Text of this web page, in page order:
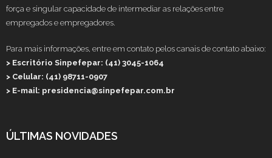
força e singular capacidade de intermediar as relações entre
empregados e empregadores.
Para mais informações, entre em contato pelos canais de contato abaixo:
> Escritório Sinpefepar: (41) 3045-1064
> Celular: (41) 98711-0907
> E-mail: presidencia@sinpefepar.com.br
ÚLTIMAS NOVIDADES